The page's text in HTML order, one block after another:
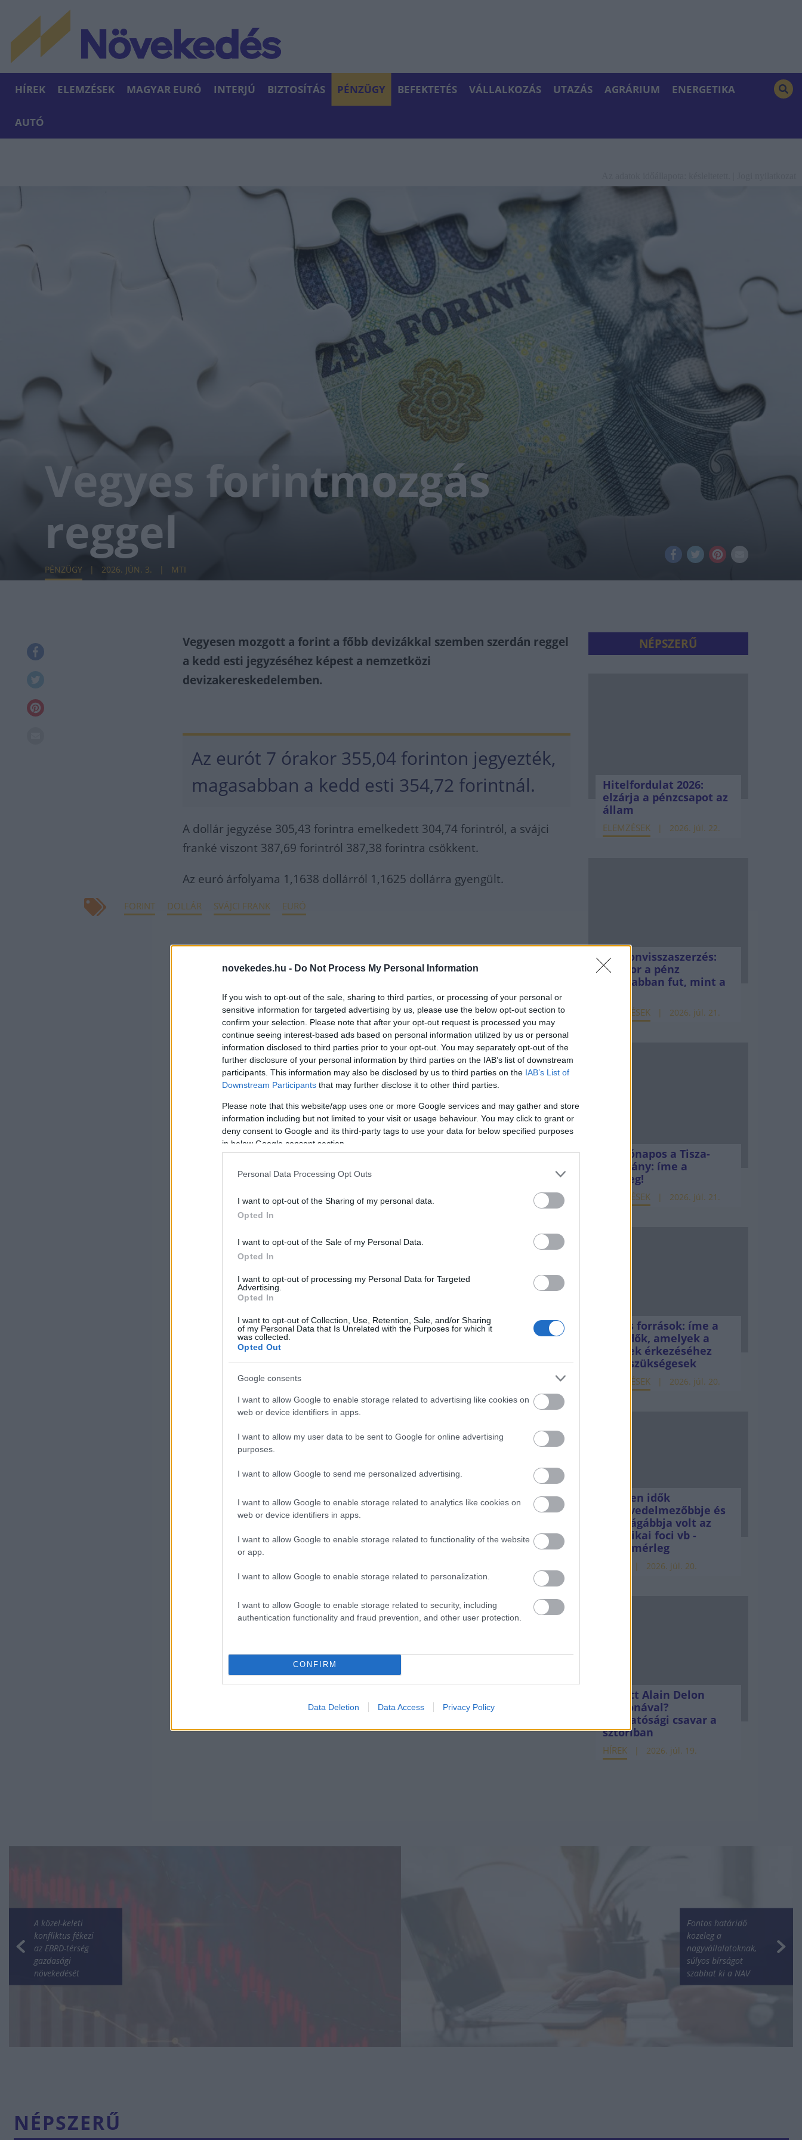
novekedes.hu - Do Not Process My Personal Information
If you wish to opt-out of the sale, sharing to third parties, or processing of your personal or
sensitive information for targeted advertising by us, please use the below opt-out section to
confirm your selection. Please note that after your opt-out request is processed you may
continue seeing interest-based ads based on personal information utilized by us or personal
information disclosed to third parties prior to your opt-out. You may separately opt-out of the
further disclosure of your personal information by third parties on the IAB’s list of downstream
participants. This information may also be disclosed by us to third parties on the IAB’s List of
Downstream Participants that may further disclose it to other third parties.
Please note that this website/app uses one or more Google services and may gather and store
information including but not limited to your visit or usage behaviour. You may click to grant or
deny consent to Google and its third-party tags to use your data for below specified purposes
in below Google consent section.
Personal Data Processing Opt Outs
I want to opt-out of the Sharing of my personal data.
Opted In
I want to opt-out of the Sale of my Personal Data.
Opted In
I want to opt-out of processing my Personal Data for Targeted
Advertising.
Opted In
I want to opt-out of Collection, Use, Retention, Sale, and/or Sharing
of my Personal Data that Is Unrelated with the Purposes for which it
was collected.
Opted Out
Google consents
I want to allow Google to enable storage related to advertising like cookies on
web or device identifiers in apps.
I want to allow my user data to be sent to Google for online advertising
purposes.
I want to allow Google to send me personalized advertising.
I want to allow Google to enable storage related to analytics like cookies on
web or device identifiers in apps.
I want to allow Google to enable storage related to functionality of the website
or app.
I want to allow Google to enable storage related to personalization.
I want to allow Google to enable storage related to security, including
authentication functionality and fraud prevention, and other user protection.
CONFIRM
Data Deletion Data Access Privacy Policy
HÍREK ELEMZÉSEK MAGYAR EURÓ INTERJÚ BIZTOSÍTÁS PÉNZÜGY BEFEKTETÉS VÁLLALKOZÁS UTAZÁS AGRÁRIUM ENERGETIKA
AUTÓ
Vegyes forintmozgás
reggel
PÉNZÜGY 2026. JÚN. 3. MTI
Vegyesen mozgott a forint a főbb devizákkal szemben szerdán reggel
a kedd esti jegyzéséhez képest a nemzetközi
devizakereskedelemben.
Az eurót 7 órakor 355,04 forinton jegyezték,
magasabban a kedd esti 354,72 forintnál.
A dollár jegyzése 305,43 forintra emelkedett 304,74 forintról, a svájci
franké viszont 387,69 forintról 387,38 forintra csökkent.
Az euró árfolyama 1,1638 dollárról 1,1625 dollárra gyengült.
FORINT DOLLÁR SVÁJCI FRANK EURÓ
NÉPSZERŰ
Hitelfordulat 2026:
elzárja a pénzcsapot az
állam
ELEMZÉSEK 2026. júl. 22.
Vagyonvisszaszerzés:
amikor a pénz
gyorsabban fut, mint a
ELEMZÉSEK 2026. júl. 21.
Kéthónapos a Tisza-
kormány: íme a
mérleg!
ELEMZÉSEK 2026. júl. 21.
Uniós források: íme a
teendők, amelyek a
pénzek érkezéséhez
még szükségesek
ELEMZÉSEK 2026. júl. 20.
Minden idők
legjövedelmezőbbje és
legdrágábbja volt az
amerikai foci vb -
gyorsmérleg
2026. júl. 20.
Mi lett Alain Delon
vagyonával?
Adóhatósági csavar a
sztoriban
HÍREK 2026. júl. 19.
A közel-keleti
konfliktus fékezi
az EBRD-térség
gazdasági
növekedését
Fontos határidő
közeleg a
nagyvállalatoknak,
súlyos bírságot
szabhat ki a NAV
NÉPSZERŰ